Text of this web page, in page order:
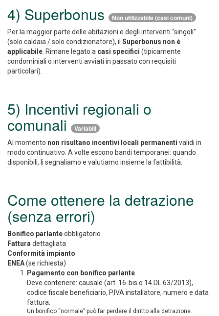
4) Superbonus Non utilizzabile (casi comuni)
Per la maggior parte delle abitazioni e degli interventi “singoli”
(solo caldaia / solo condizionatore), il Superbonus non è
applicabile . Rimane legato a casi specifici (tipicamente
condominiali o interventi avviati in passato con requisiti
particolari).
5) Incentivi regionali o
comunali Variabili
Al momento non risultano incentivi locali permanenti validi in
modo continuativo. A volte escono bandi temporanei: quando
disponibili, li segnaliamo e valutiamo insieme la fattibilità.
Come ottenere la detrazione
(senza errori)
Bonifico parlanteobbligatorio
Fattura dettagliata
Conformità impianto
ENEA(se richiesta)
Pagamento con bonifico parlante
Deve contenere: causale (art. 16-bis o 14 DL 63/2013),
codice fiscale beneficiario, P.IVA installatore, numero e data
fattura.
Un bonifico “normale” può far perdere il diritto alla detrazione.